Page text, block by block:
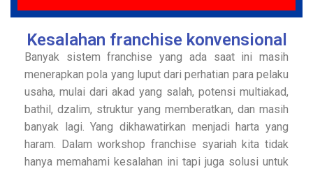
Kesalahan franchise konvensional
Banyak sistem franchise yang ada saat ini masih
menerapkan pola yang luput dari perhatian para pelaku
usaha, mulai dari akad yang salah, potensi multiakad,
bathil, dzalim, struktur yang memberatkan, dan masih
banyak lagi. Yang dikhawatirkan menjadi harta yang
haram. Dalam workshop franchise syariah kita tidak
hanya memahami kesalahan ini tapi juga solusi untuk